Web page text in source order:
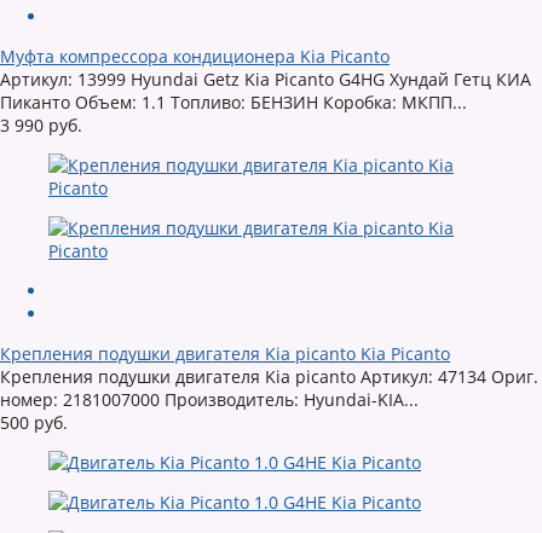
Муфта компрессора кондиционера Kia Picanto
Артикул: 13999 Hyundai Getz Kia Picanto G4HG Хундай Гетц КИА
Пиканто Объем: 1.1 Топливо: БЕНЗИН Коробка: МКПП...
3 990 руб.
Крепления подушки двигателя Kia picanto Kia Picanto
Крепления подушки двигателя Kia picanto Артикул: 47134 Ориг.
номер: 2181007000 Производитель: Hyundai-KIA...
500 руб.